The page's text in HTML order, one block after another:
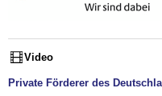
Video
Private Förderer des